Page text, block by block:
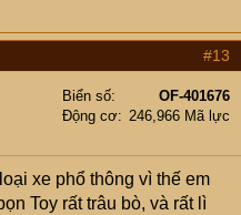
hợp nhãn, màu sắc
cùng dòng, chúng cứ na
giá, sau này có nhu cầu
vì không xuống máy móc
để sở hữu riêng 1 chiếc
thì sao, các cụ có đang
với mình không?
#13
Biển số
OF-401676
Động cơ
246,966 Mã lực
xe phổ thông vì thế em
Toy rất trâu bò, và rất lì